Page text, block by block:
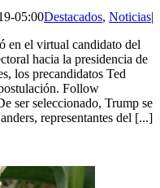
05:00Destacados, Noticias|
en el virtual candidato del
hacia la presidencia de
los precandidatos Ted
Follow
ser seleccionado, Trump se
representantes del [...]